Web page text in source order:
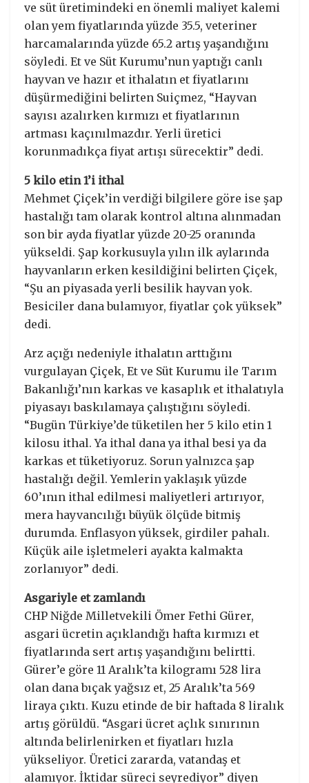
ve süt üretimindeki en önemli maliyet kalemi
olan yem fiyatlarında yüzde 35.5, veteriner
harcamalarında yüzde 65.2 artış yaşandığını
söyledi. Et ve Süt Kurumu’nun yaptığı canlı
hayvan ve hazır et ithalatın et fiyatlarını
düşürmediğini belirten Suiçmez, “Hayvan
sayısı azalırken kırmızı et fiyatlarının
artması kaçınılmazdır. Yerli üretici
korunmadıkça fiyat artışı sürecektir” dedi.
5 kilo etin 1’i ithal
Mehmet Çiçek’in verdiği bilgilere göre ise şap
hastalığı tam olarak kontrol altına alınmadan
son bir ayda fiyatlar yüzde 20-25 oranında
yükseldi. Şap korkusuyla yılın ilk aylarında
hayvanların erken kesildiğini belirten Çiçek,
“Şu an piyasada yerli besilik hayvan yok.
Besiciler dana bulamıyor, fiyatlar çok yüksek”
dedi.
Arz açığı nedeniyle ithalatın arttığını
vurgulayan Çiçek, Et ve Süt Kurumu ile Tarım
Bakanlığı’nın karkas ve kasaplık et ithalatıyla
piyasayı baskılamaya çalıştığını söyledi.
“Bugün Türkiye’de tüketilen her 5 kilo etin 1
kilosu ithal. Ya ithal dana ya ithal besi ya da
karkas et tüketiyoruz. Sorun yalnızca şap
hastalığı değil. Yemlerin yaklaşık yüzde
60’ının ithal edilmesi maliyetleri artırıyor,
mera hayvancılığı büyük ölçüde bitmiş
durumda. Enflasyon yüksek, girdiler pahalı.
Küçük aile işletmeleri ayakta kalmakta
zorlanıyor” dedi.
Asgariyle et zamlandı
CHP Niğde Milletvekili Ömer Fethi Gürer,
asgari ücretin açıklandığı hafta kırmızı et
fiyatlarında sert artış yaşandığını belirtti.
Gürer’e göre 11 Aralık’ta kilogramı 528 lira
olan dana bıçak yağsız et, 25 Aralık’ta 569
liraya çıktı. Kuzu etinde de bir haftada 8 liralık
artış görüldü. “Asgari ücret açlık sınırının
altında belirlenirken et fiyatları hızla
yükseliyor. Üretici zararda, vatandaş et
alamıyor. İktidar süreci seyrediyor” diyen